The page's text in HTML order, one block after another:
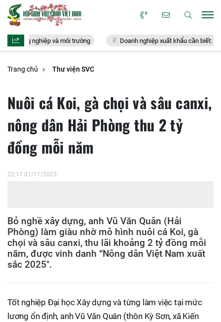
và môi trường Doanh nghiệp xuất khẩu cần biết: Địa chỉ hỏi
Trang chủ Thư viện SVC
Nuôi cá Koi, gà chọi và sâu canxi,
nông dân Hải Phòng thu 2 tỷ
đồng mỗi năm
22:17 01/11/2025
Bỏ nghề xây dựng, anh Vũ Văn Quân (Hải
Phòng) làm giàu nhờ mô hình nuôi cá Koi, gà
chọi và sâu canxi, thu lãi khoảng 2 tỷ đồng mỗi
năm, được vinh danh “Nông dân Việt Nam xuất
sắc 2025".
Tốt nghiệp Đại học Xây dựng và từng làm việc tại mức
lương ổn định, anh Vũ Văn Quân (thôn Kỳ Sơn, xã Kiến